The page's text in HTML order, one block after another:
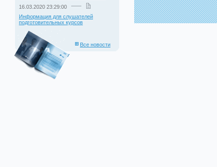
16.03.2020 23:29:00
Информация для слушателей
подготовительных курсов
Все новости